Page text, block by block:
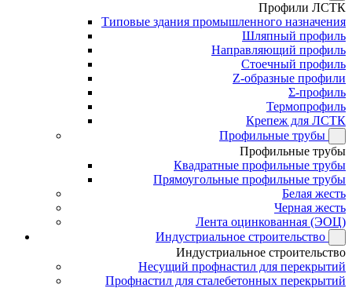
Профили ЛСТК
Типовые здания промышленного назначения
Шляпный профиль
Направляющий профиль
Стоечный профиль
Z-образные профили
Σ-профиль
Термопрофиль
Крепеж для ЛСТК
Профильные трубы
Профильные трубы
Квадратные профильные трубы
Прямоугольные профильные трубы
Белая жесть
Черная жесть
Лента оцинкованная (ЭОЦ)
Индустриальное строительство
Индустриальное строительство
Несущий профнастил для перекрытий
Профнастил для сталебетонных перекрытий